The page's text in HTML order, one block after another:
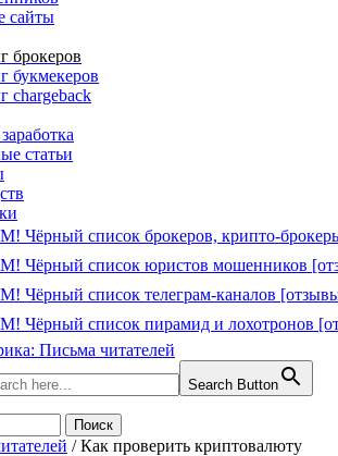
сайты
брокеров
букмекеров
chargeback
статьи
Чёрный список брокеров, крипто-
Чёрный список юристов мошенников
Чёрный список телеграм-каналов
Чёрный список пирамид и лохотронов
Письма читателей
Search Button
/Как проверить криптовалюту